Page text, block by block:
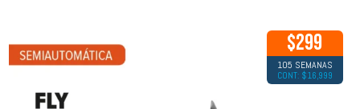
$299
105 SEMANAS
CONT: $16,999